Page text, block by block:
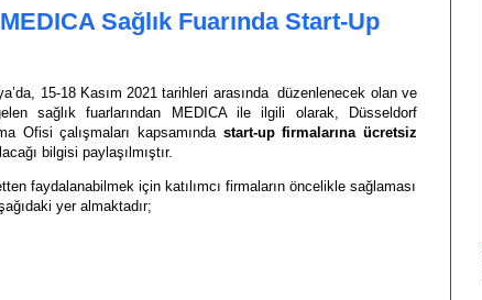
Sağlık Fuarında Start-Up
15-18 Kasım 2021 tarihleri arasında düzenlenecek olan ve
sağlık fuarlarından MEDICA ile ilgili olarak, Düsseldorf
Ofisi çalışmaları kapsamında start-up firmalarına ücretsiz
bilgisi paylaşılmıştır.
faydalanabilmek için katılımcı firmaların öncelikle sağlaması
yer almaktadır;